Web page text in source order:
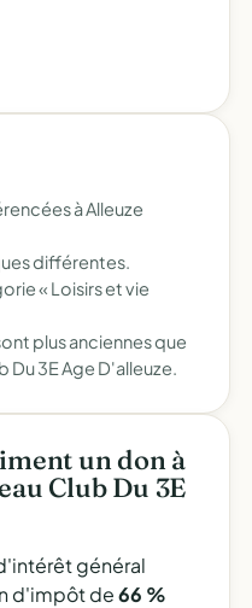
à Alleuze
différentes.
« Loisirs et vie
plus anciennes que
Du 3E Age D'alleuze.
un don à
Club Du 3E
général
d'impôt de66 %